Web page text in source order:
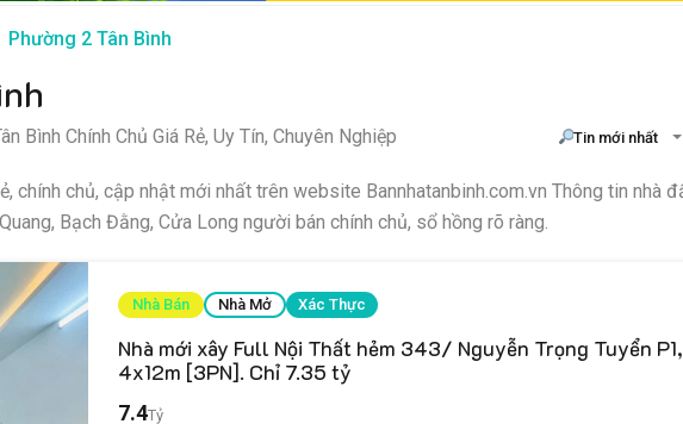
Phường 2 Tân Bình
Bình Chính Chủ Giá Rẻ, Uy Tín, Chuyên Nghiệp Tin mới nhất
chính chủ, cập nhật mới nhất trên website Bannhatanbinh.com.vn Thông tin nhà
Bạch Đằng, Cửa Long người bán chính chủ, sổ hồng rõ ràng.
Nhà Bán Nhà Mở Xác Thực
Nhà mới xây Full Nội Thất hẻm 343/ Nguyễn Trọng Tuyển P1,
4x12m [3PN]. Chỉ 7.35 tỷ
7.4Tỷ